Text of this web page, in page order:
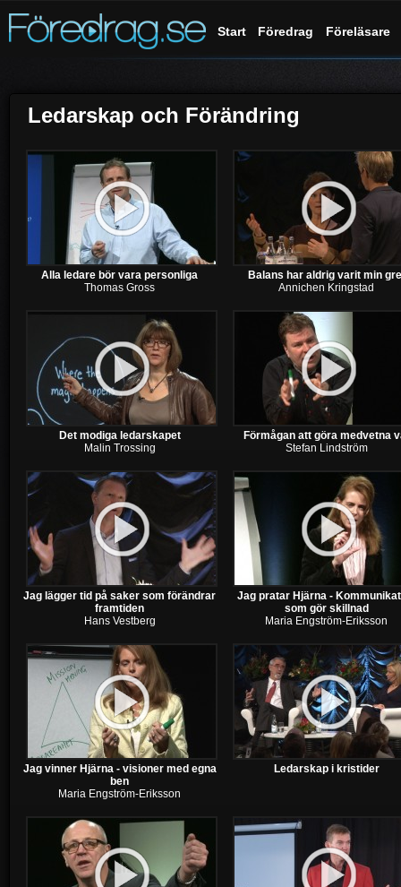
Start Föredrag Föreläsare
Ledarskap och Förändring
Alla ledare bör vara personliga
Thomas Gross
Balans har aldrig varit min
Annichen Kringstad
Det modiga ledarskapet
Malin Trossing
Förmågan att göra medvetna
Stefan Lindström
Jag lägger tid på saker som förändrar
framtiden
Hans Vestberg
Jag pratar Hjärna -
som gör skillnad
Maria Engström-Eriksson
Jag vinner Hjärna - visioner med egna
ben
Maria Engström-Eriksson
Ledarskap i kristider